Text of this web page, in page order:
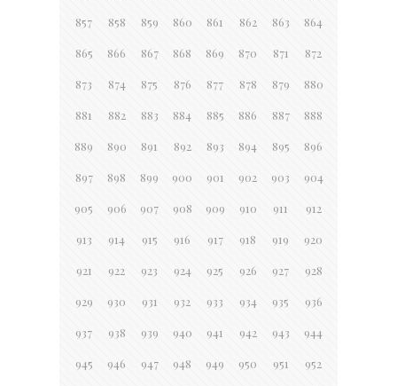
857 858 859 860 861 862 863 864
865 866 867 868 869 870 871 872
873 874 875 876 877 878 879 880
881 882 883 884 885 886 887 888
889 890 891 892 893 894 895 896
897 898 899 900 901 902 903 904
905 906 907 908 909 910 911 912
913 914 915 916 917 918 919 920
921 922 923 924 925 926 927 928
929 930 931 932 933 934 935 936
937 938 939 940 941 942 943 944
945 946 947 948 949 950 951 952